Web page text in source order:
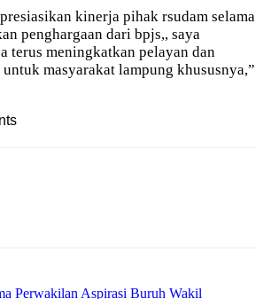
kinerja pihak rsudam selama
penghargaan dari bpjs,, saya
terus meningkatkan pelayan dan
masyarakat lampung khususnya,”
Perwakilan Aspirasi Buruh Wakil